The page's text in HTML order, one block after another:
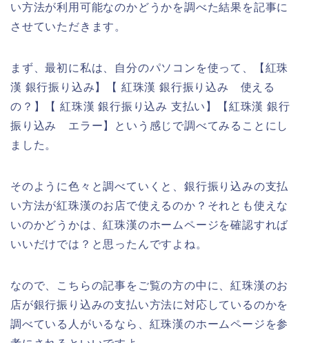
い方法が利用可能なのかどうかを調べた結果を記事に
させていただきます。
まず、最初に私は、自分のパソコンを使って、【紅珠
漢 銀行振り込み】【 紅珠漢 銀行振り込み 使える
の？】【 紅珠漢 銀行振り込み 支払い】【紅珠漢 銀行
振り込み エラー】という感じで調べてみることにし
ました。
そのように色々と調べていくと、銀行振り込みの支払
い方法が紅珠漢のお店で使えるのか？それとも使えな
いのかどうかは、紅珠漢のホームページを確認すれば
いいだけでは？と思ったんですよね。
なので、こちらの記事をご覧の方の中に、紅珠漢のお
店が銀行振り込みの支払い方法に対応しているのかを
調べている人がいるなら、紅珠漢のホームページを参